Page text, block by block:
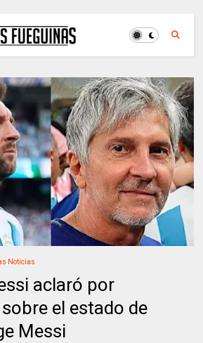
Noticias
aclaró por
el estado de
Messi